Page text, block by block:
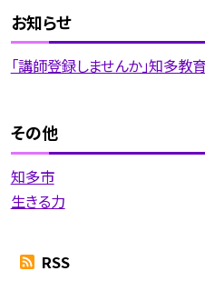
お知らせ
「講師登録しませんか」知多
その他
知多市
生きる力
RSS